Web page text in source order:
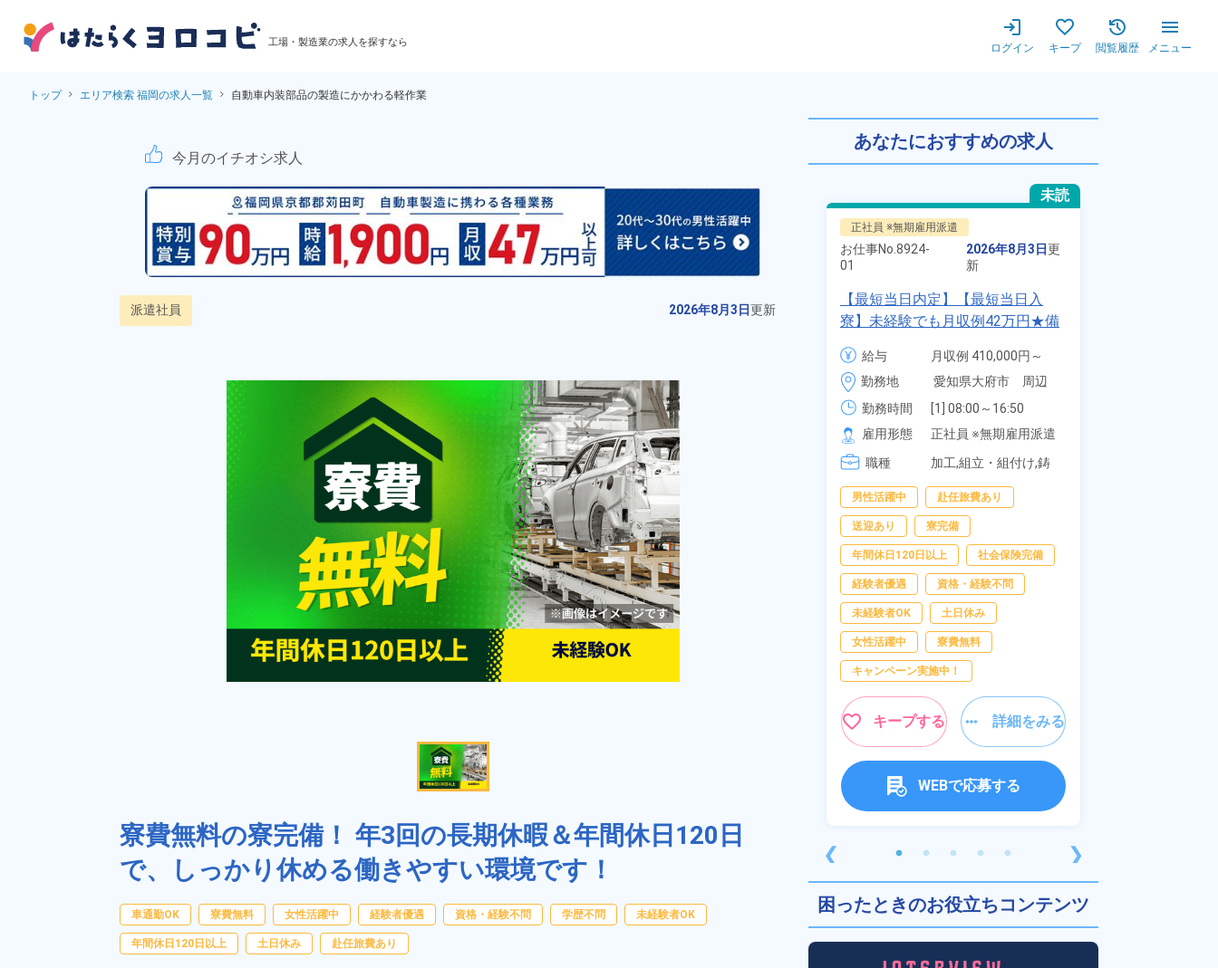
工場・製造業の求人を探すなら ログイン キープ 閲覧履歴 メニュー
トップ エリア検索 福岡の求人一覧 自動車内装部品の製造にかかわる軽作業
自動車内装部品の製造にかかわる軽作業！日払い制度あり★時給1,400円+交通費
今月のイチオシ求人
派遣社員 2026年8月3日更新
寮費無料の寮完備！ 年3回の長期休暇＆年間休日120日
で、しっかり休める働きやすい環境です！
車通勤OK 寮費無料 女性活躍中 経験者優遇 資格・経験不問 学歴不問 未経験者OK
年間休日120日以上 土日休み 赴任旅費あり
あなたにおすすめの求人
❮
未読
派遣社員
お仕事No.
4957-
01
2026年8月3日
アルミ鍛造品のバリ取りや検査業
務！月収例31万円以上可★備品付
男女活躍中！正社員登用制度あ
り！食堂利用OK★マイカー通勤
可！《三重県いなべ市》
時給 1,400円～1,400円
勤務地
三重県いなべ市　周辺
勤務時間
[1] 08:30～17:00
[2] 19:00～03:30
雇用形態
派遣社員
職種
加工,成型,鋳造・鍛造,検
査
男性活躍中 赴任旅費あり
寮完備 キャンペーン実施中！
寮費無料 社会保険完備
経験者優遇 資格・経験不問
未経験者OK
キープする
未読
正社員 ※無期雇用派遣
お仕事No. 8924-
01
2026年8月3日更
新
【最短当日内定】【最短当日入
寮】未経験でも月収例42万円★備
品付き寮完備＆赴任旅費会社負担
◎昇給・業績賞与あり！組立や塗
装など自動車製造の各種作業！
《愛知県大府市》
給与
月収例 410,000円～
430,000円
月給 277,000円～
277,000円
勤務地
愛知県大府市　周辺
勤務時間
[1] 08:00～16:50
[2] 06:25～15:10
[3] 17:05～01:50
雇用形態
正社員 ※無期雇用派遣
職種
加工,組立・組付け,鋳
男性活躍中 赴任旅費あり
送迎あり 寮完備
年間休日120日以上 社会保険完備
経験者優遇 資格・経験不問
未経験者OK 土日休み
女性活躍中 寮費無料
キャンペーン実施中！
キープする 詳細をみる
WEBで応募する
❯
困ったときのお役立ちコンテンツ